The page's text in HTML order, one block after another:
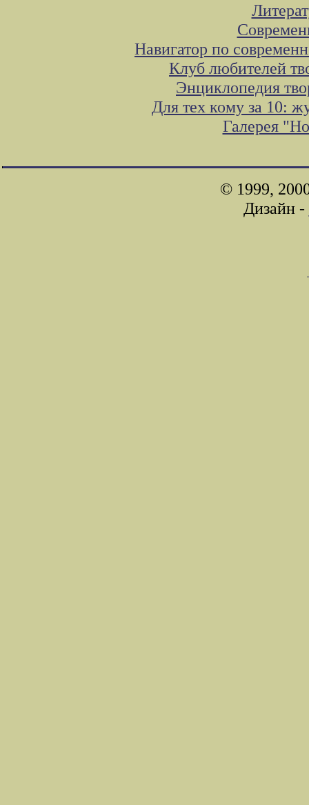
Навигатор по
Клуб любителей
Энциклопедия
Для тех кому за 10:
Галерея
© 1999,
Дизайн -